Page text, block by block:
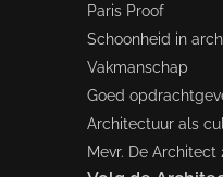
Paris Proof
Schoonheid in
Vakmanschap
Goed
Architectuur als
Mevr. De Architect